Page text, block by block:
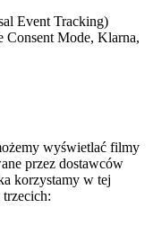
Event Tracking)
Consent Mode, Klarna,
wyświetlać filmy
przez dostawców
korzystamy w tej
trzecich: